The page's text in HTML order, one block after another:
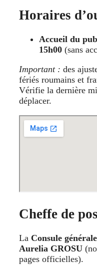
Horaires
Accueil du
15h00 (sans
Important : des
fériés roumains et
Vérifie la dernière
déplacer.
Cheffe de
La Consule générale
Aurelia GROSU
pages officielles).